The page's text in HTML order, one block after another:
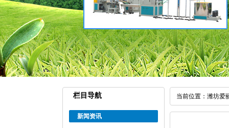
栏目导航
新闻资讯
当前位置： 潍坊爱